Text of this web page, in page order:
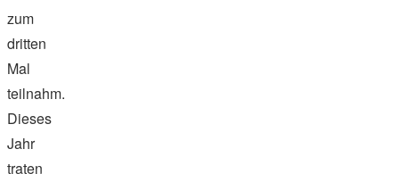
zum
dritten
Mal
teilnahm.
Dieses
Jahr
traten